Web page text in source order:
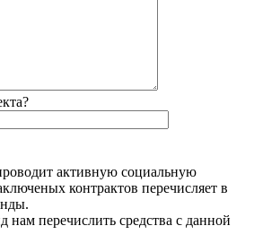
активную социальную
контрактов перечисляет в
нам перечислить средства с данной